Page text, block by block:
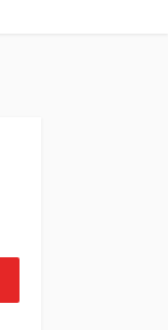
Grand Vitara -